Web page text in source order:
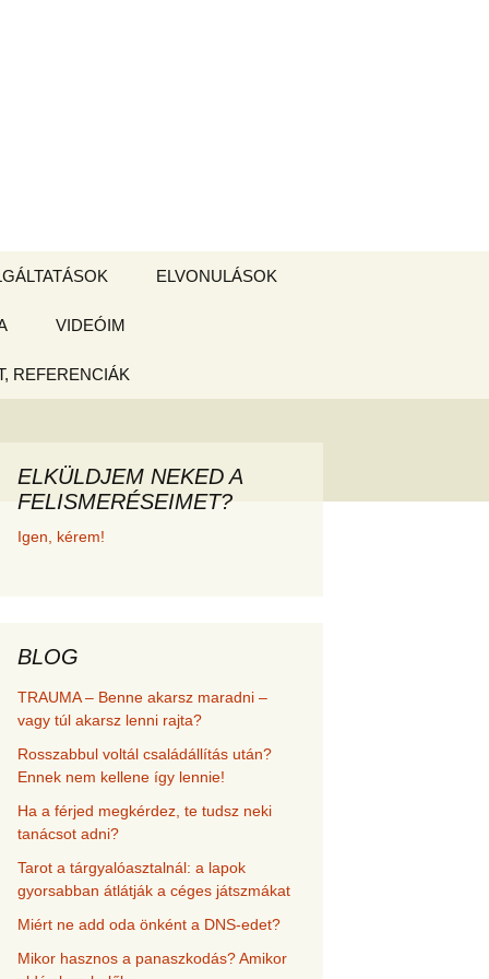
BOLT
ELVONULÁSOK
VIDEÓIM
REFERENCIÁK
az új
és
ELKÜLDJEM NEKED A
FELISMERÉSEIMET?
Igen, kérem!
BLOG
TRAUMA – Benne akarsz maradni –
vagy túl akarsz lenni rajta?
Rosszabbul voltál családállítás után?
Ennek nem kellene így lennie!
Ha a férjed megkérdez, te tudsz neki
tanácsot adni?
Tarot a tárgyalóasztalnál: a lapok
gyorsabban átlátják a céges játszmákat
Miért ne add oda önként a DNS-edet?
Mikor hasznos a panaszkodás? Amikor